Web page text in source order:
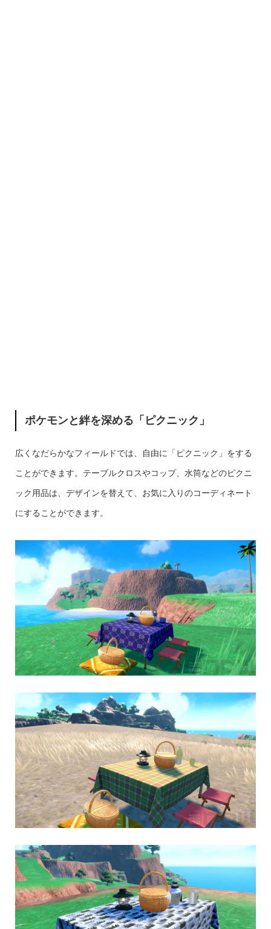
ポケモンと絆を深める「ピクニック」
広くなだらかなフィールドでは、自由に「ピクニック」をする
ことができます。テーブルクロスやコップ、水筒などのピクニ
ック用品は、デザインを替えて、お気に入りのコーディネート
にすることができます。